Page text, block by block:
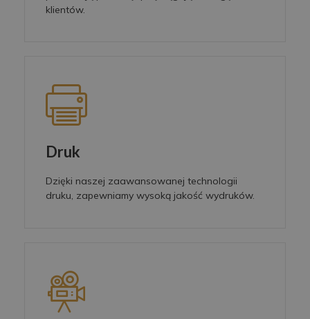
klientów.
Druk
Dzięki naszej zaawansowanej technologii
druku, zapewniamy wysoką jakość wydruków.